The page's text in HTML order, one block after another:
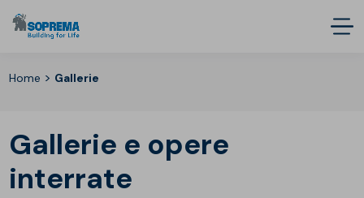
Home > Gallerie
Gallerie e opere
interrate